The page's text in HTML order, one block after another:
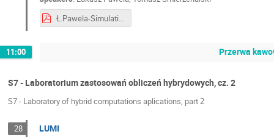
Ł.Pawela-Simulating and visualizing quantum architectures.pdf
11:00 Przerwa
S7 - Laboratorium zastosowań obliczeń hybrydowych, cz. 2
S7 - Laboratory of hybrid computations aplications, part 2
28 LUMI